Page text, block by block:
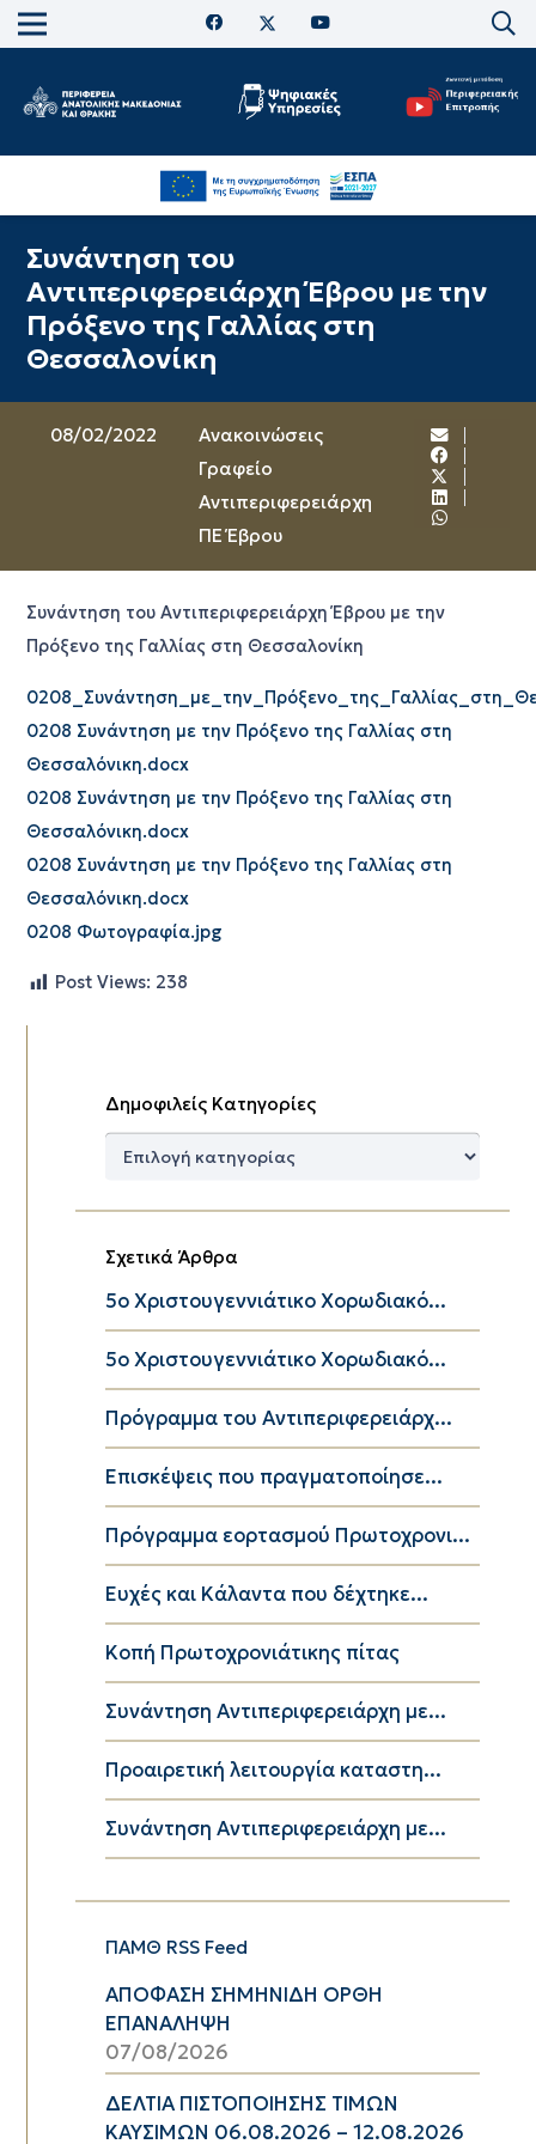
Συνάντηση του
Αντιπεριφερειάρχη Έβρου με την
Πρόξενο της Γαλλίας στη
Θεσσαλονίκη
08/02/2022
Ανακοινώσεις
Γραφείο
Αντιπεριφερειάρχη
ΠΕ Έβρου
Συνάντηση του Αντιπεριφερειάρχη Έβρου με την
Πρόξενο της Γαλλίας στη Θεσσαλονίκη
0208 Συνάντηση με την Πρόξενο της Γαλλίας στη
Θεσσαλόνικη.docx
0208 Συνάντηση με την Πρόξενο της Γαλλίας στη
Θεσσαλόνικη.docx
0208 Συνάντηση με την Πρόξενο της Γαλλίας στη
Θεσσαλόνικη.docx
0208 Φωτογραφία.jpg
Post Views: 238
Δημοφιλείς Κατηγορίες
Δημοφιλείς
Σχετικά Άρθρα
5ο Χριστουγεννιάτικο Χορωδιακό...
5ο Χριστουγεννιάτικο Χορωδιακό...
Πρόγραμμα του Αντιπεριφερειάρχ...
Eπισκέψεις που πραγματοποίησε...
Πρόγραμμα εορτασμού Πρωτοχρονι...
Ευχές και Κάλαντα που δέχτηκε...
Κοπή Πρωτοχρονιάτικης πίτας
Συνάντηση Αντιπεριφερειάρχη με...
Προαιρετική λειτουργία καταστη...
Συνάντηση Αντιπεριφερειάρχη με...
ΠΑΜΘ RSS Feed
ΑΠΟΦΑΣΗ ΣΗΜΗΝΙΔΗ ΟΡΘΗ
ΕΠΑΝΑΛΗΨΗ
07/08/2026
ΔΕΛΤΙΑ ΠΙΣΤΟΠΟΙΗΣΗΣ ΤΙΜΩΝ
ΚΑΥΣΙΜΩΝ 06.08.2026 – 12.08.2026